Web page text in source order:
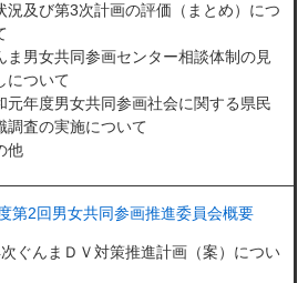
況及び第3次計画の評価（まとめ）につ
ま男女共同参画センター相談体制の見
について
元年度男女共同参画社会に関する県民
調査の実施について
他
第2回男女共同参画推進委員会概要
ぐんまＤＶ対策推進計画（案）につい